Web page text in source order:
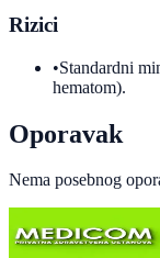
Rizici
•Standardni
hematom).
Oporavak
Nema posebnog